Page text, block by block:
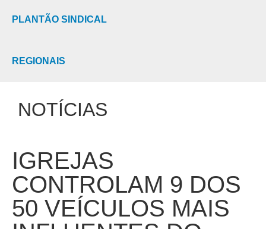
PLANTÃO SINDICAL
REGIONAIS
NOTÍCIAS
IGREJAS
CONTROLAM 9 DOS
50 VEÍCULOS MAIS